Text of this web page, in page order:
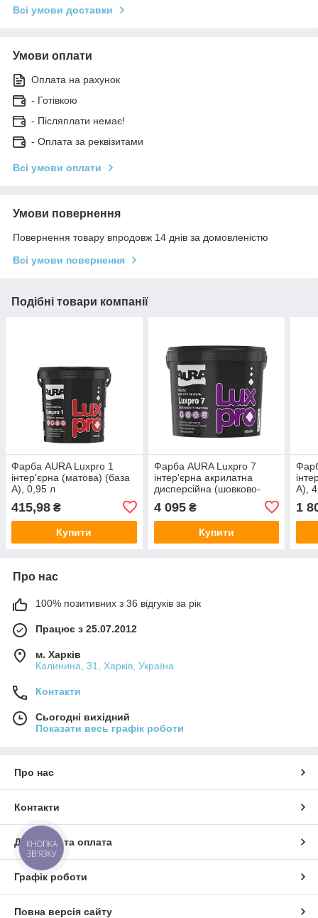
Всі умови доставки
Умови оплати
Оплата на рахунок
- Готівкою
- Післяплати немає!
- Оплата за реквізитами
Всі умови оплати
Умови повернення
Повернення товару впродовж 14 днів за домовленістю
Всі умови повернення
Подібні товари компанії
Фарба AURA Luxpro 1
інтер'єрна (матова) (база
А), 0,95 л
415,98 ₴
Купити
Фарба AURA Luxpro 7
інтер'єрна акрилатна
дисперсійна (шовково-
4 095₴
Купити
А),
1
Про нас
100% позитивних з 36 відгуків за рік
Працює з 25.07.2012
м. Харків
Калинина, 31, Харків, Україна
Контакти
Сьогодні вихідний
Показати весь графік роботи
Про нас
Контакти
Доставка та оплата
Графік роботи
Повна версія сайту
КНОПКА
ЗВ'ЯЗКУ